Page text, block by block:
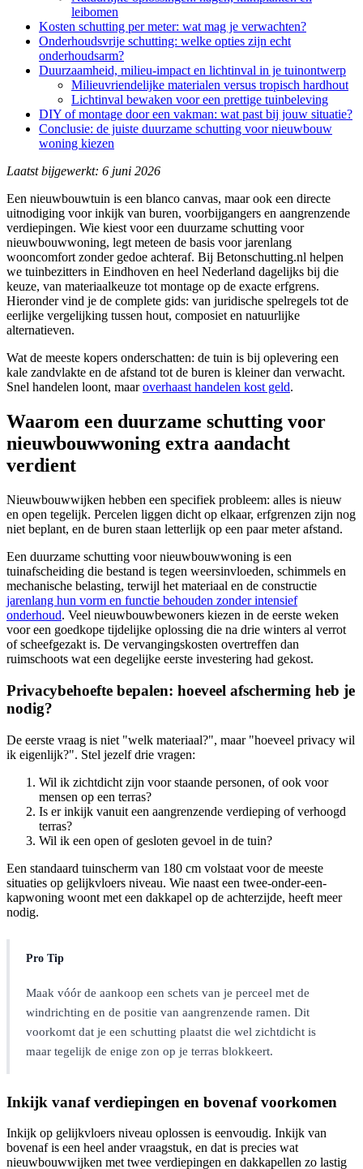
leibomen
Kosten schutting per meter: wat mag je verwachten?
Onderhoudsvrije schutting: welke opties zijn echt
onderhoudsarm?
Duurzaamheid, milieu-impact en lichtinval in je tuinontwerp
Milieuvriendelijke materialen versus tropisch hardhout
Lichtinval bewaken voor een prettige tuinbeleving
DIY of montage door een vakman: wat past bij jouw situatie?
Conclusie: de juiste duurzame schutting voor nieuwbouw
woning kiezen
Laatst bijgewerkt: 6 juni 2026
Een nieuwbouwtuin is een blanco canvas, maar ook een directe
uitnodiging voor inkijk van buren, voorbijgangers en aangrenzende
verdiepingen. Wie kiest voor een duurzame schutting voor
nieuwbouwwoning, legt meteen de basis voor jarenlang
wooncomfort zonder gedoe achteraf. Bij Betonschutting.nl helpen
we tuinbezitters in Eindhoven en heel Nederland dagelijks bij die
keuze, van materiaalkeuze tot montage op de exacte erfgrens.
Hieronder vind je de complete gids: van juridische spelregels tot de
eerlijke vergelijking tussen hout, composiet en natuurlijke
alternatieven.
Wat de meeste kopers onderschatten: de tuin is bij oplevering een
kale zandvlakte en de afstand tot de buren is kleiner dan verwacht.
Snel handelen loont, maaroverhaast handelen kost geld.
Waarom een duurzame schutting voor
nieuwbouwwoning extra aandacht
verdient
Nieuwbouwwijken hebben een specifiek probleem: alles is nieuw
en open tegelijk. Percelen liggen dicht op elkaar, erfgrenzen zijn nog
niet beplant, en de buren staan letterlijk op een paar meter afstand.
Een duurzame schutting voor nieuwbouwwoning is een
tuinafscheiding die bestand is tegen weersinvloeden, schimmels en
mechanische belasting, terwijl het materiaal en de constructie
jarenlang hun vorm en functie behouden zonder intensief
onderhoud. Veel nieuwbouwbewoners kiezen in de eerste weken
voor een goedkope tijdelijke oplossing die na drie winters al verrot
of scheefgezakt is. De vervangingskosten overtreffen dan
ruimschoots wat een degelijke eerste investering had gekost.
Privacybehoefte bepalen: hoeveel afscherming heb je
nodig?
De eerste vraag is niet "welk materiaal?", maar "hoeveel privacy wil
ik eigenlijk?". Stel jezelf drie vragen:
Wil ik zichtdicht zijn voor staande personen, of ook voor
mensen op een terras?
Is er inkijk vanuit een aangrenzende verdieping of verhoogd
terras?
Wil ik een open of gesloten gevoel in de tuin?
Een standaard tuinscherm van 180 cm volstaat voor de meeste
situaties op gelijkvloers niveau. Wie naast een twee-onder-een-
kapwoning woont met een dakkapel op de achterzijde, heeft meer
nodig.
Pro Tip
Maak vóór de aankoop een schets van je perceel met de
windrichting en de positie van aangrenzende ramen. Dit
voorkomt dat je een schutting plaatst die wel zichtdicht is
maar tegelijk de enige zon op je terras blokkeert.
Inkijk vanaf verdiepingen en bovenaf voorkomen
Inkijk op gelijkvloers niveau oplossen is eenvoudig. Inkijk van
bovenaf is een heel ander vraagstuk, en dat is precies wat
nieuwbouwwijken met twee verdiepingen en dakkapellen zo lastig